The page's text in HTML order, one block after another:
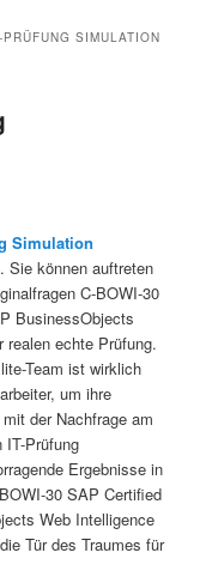
SIMULATION
Simulation
Sie können auftreten
C-BOWI-30
BusinessObjects
echte Prüfung.
Team ist wirklich
um ihre
der Nachfrage am
IT-Prüfung
Ergebnisse in
30 SAP Certified
Web Intelligence
Tür des Traumes für